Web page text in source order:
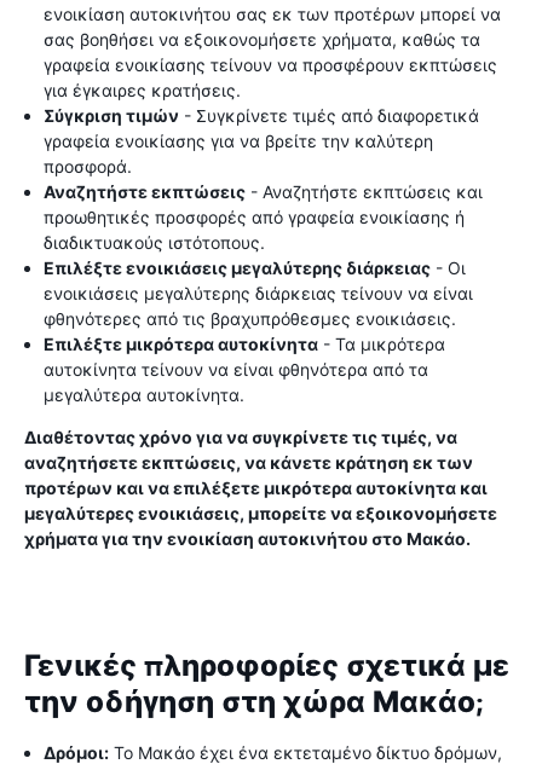
ενοικίαση αυτοκινήτου σας εκ των προτέρων μπορεί να
σας βοηθήσει να εξοικονομήσετε χρήματα, καθώς τα
γραφεία ενοικίασης τείνουν να προσφέρουν εκπτώσεις
για έγκαιρες κρατήσεις.
Σύγκριση τιμών - Συγκρίνετε τιμές από διαφορετικά
γραφεία ενοικίασης για να βρείτε την καλύτερη
προσφορά.
Αναζητήστε εκπτώσεις - Αναζητήστε εκπτώσεις και
προωθητικές προσφορές από γραφεία ενοικίασης ή
διαδικτυακούς ιστότοπους.
Επιλέξτε ενοικιάσεις μεγαλύτερης διάρκειας - Οι
ενοικιάσεις μεγαλύτερης διάρκειας τείνουν να είναι
φθηνότερες από τις βραχυπρόθεσμες ενοικιάσεις.
Επιλέξτε μικρότερα αυτοκίνητα - Τα μικρότερα
αυτοκίνητα τείνουν να είναι φθηνότερα από τα
μεγαλύτερα αυτοκίνητα.
Διαθέτοντας χρόνο για να συγκρίνετε τις τιμές, να
αναζητήσετε εκπτώσεις, να κάνετε κράτηση εκ των
προτέρων και να επιλέξετε μικρότερα αυτοκίνητα και
μεγαλύτερες ενοικιάσεις, μπορείτε να εξοικονομήσετε
χρήματα για την ενοικίαση αυτοκινήτου στο Μακάο.
Γενικές πληροφορίες σχετικά με
την οδήγηση στη χώρα Μακάο;
Δρόμοι: Το Μακάο έχει ένα εκτεταμένο δίκτυο δρόμων,